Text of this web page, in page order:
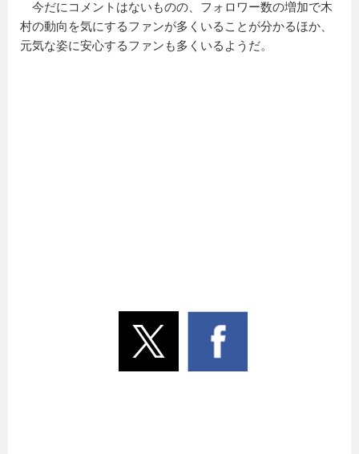
今だにコメントはないものの、フォロワー数の増加で木
村の動向を気にするファンが多くいることが分かるほか、
元気な姿に安心するファンも多くいるようだ。